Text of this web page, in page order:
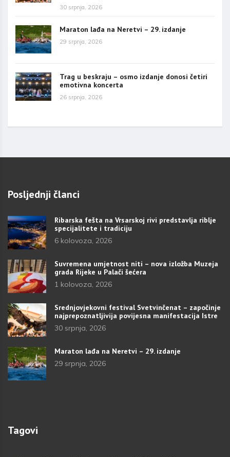
30 srpnja, 2026
Maraton lađa na Neretvi – 29. izdanje
29 srpnja, 2026
Trag u beskraju – osmo izdanje donosi četiri
emotivna koncerta
26 srpnja, 2026
Posljednji članci
Ribarska fešta na Vrsarskoj rivi predstavlja riblje
specijalitete i tradiciju
6 kolovoza, 2026
Suvremena umjetnost niti – nova izložba Muzeja
grada Rijeke u Palači šećera
1 kolovoza, 2026
Srednjovjekovni festival Svetvinčenat – započinje
najprepoznatljivija povijesna manifestacija Istre
30 srpnja, 2026
Maraton lađa na Neretvi – 29. izdanje
29 srpnja, 2026
Tagovi